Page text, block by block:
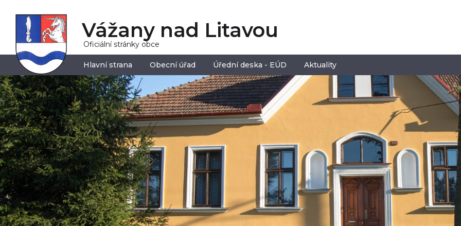
Vážany nad Litavou
Oficiální stránky obce
Hlavní strana Obecní úřad Úřední deska - EÚD Aktuality